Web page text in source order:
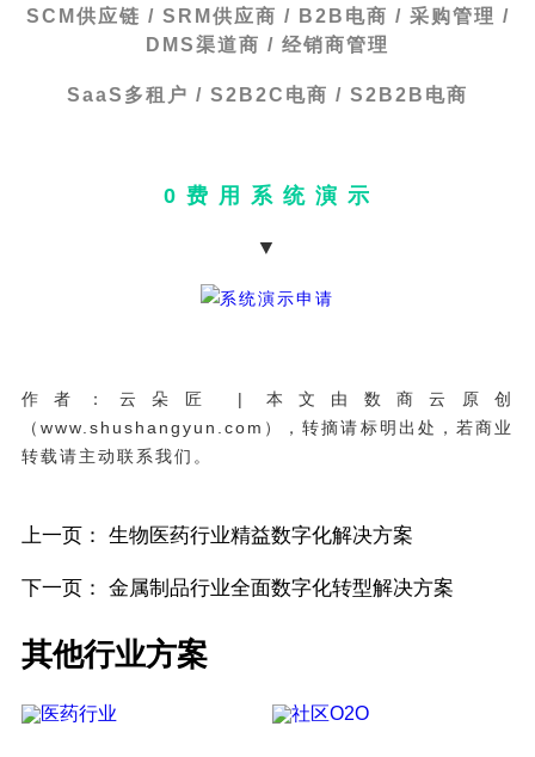
SCM供应链 / SRM供应商 / B2B电商 / 采购管理 /
DMS渠道商 / 经销商管理
SaaS多租户 / S2B2C电商 / S2B2B电商
0 费 用 系 统 演 示
▼
作者：云朵匠 | 本文由数商云原创
（www.shushangyun.com），转摘请标明出处，若商业
转载请主动联系我们。
上一页： 生物医药行业精益数字化解决方案
下一页： 金属制品行业全面数字化转型解决方案
其他行业方案